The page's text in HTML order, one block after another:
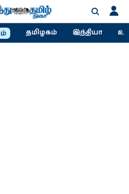
தமிழகம் இந்தியா